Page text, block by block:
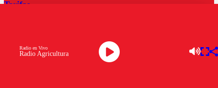
Radio Agricultura
Radio en Vivo
Tarifas